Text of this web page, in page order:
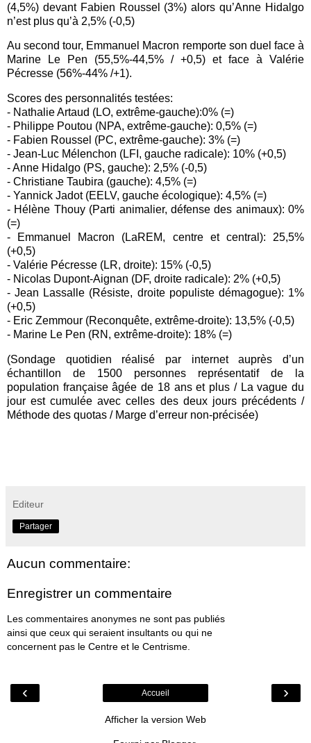
(4,5%) devant Fabien Roussel (3%) alors qu’Anne Hidalgo
n’est plus qu’à 2,5% (-0,5)
Au second tour, Emmanuel Macron remporte son duel face à
Marine Le Pen (55,5%-44,5% / +0,5) et face à Valérie
Pécresse (56%-44% /+1).
Scores des personnalités testées:
- Nathalie Artaud (LO, extrême-gauche):0% (=)
- Philippe Poutou (NPA, extrême-gauche): 0,5% (=)
- Fabien Roussel (PC, extrême-gauche): 3% (=)
- Jean-Luc Mélenchon (LFI, gauche radicale): 10% (+0,5)
- Anne Hidalgo (PS, gauche): 2,5% (-0,5)
- Christiane Taubira (gauche): 4,5% (=)
- Yannick Jadot (EELV, gauche écologique): 4,5% (=)
- Hélène Thouy (Parti animalier, défense des animaux): 0%
(=)
- Emmanuel Macron (LaREM, centre et central): 25,5%
(+0,5)
- Valérie Pécresse (LR, droite): 15% (-0,5)
- Nicolas Dupont-Aignan (DF, droite radicale): 2% (+0,5)
- Jean Lassalle (Résiste, droite populiste démagogue): 1%
(+0,5)
- Eric Zemmour (Reconquête, extrême-droite): 13,5% (-0,5)
- Marine Le Pen (RN, extrême-droite): 18% (=)
(Sondage quotidien réalisé par internet auprès d’un
échantillon de 1500 personnes représentatif de la
population française âgée de 18 ans et plus / La vague du
jour est cumulée avec celles des deux jours précédents /
Méthode des quotas / Marge d’erreur non-précisée)
Editeur
Partager
Aucun commentaire:
Enregistrer un commentaire
Les commentaires anonymes ne sont pas publiés
ainsi que ceux qui seraient insultants ou qui ne
concernent pas le Centre et le Centrisme.
‹ ›
Accueil
Afficher la version Web